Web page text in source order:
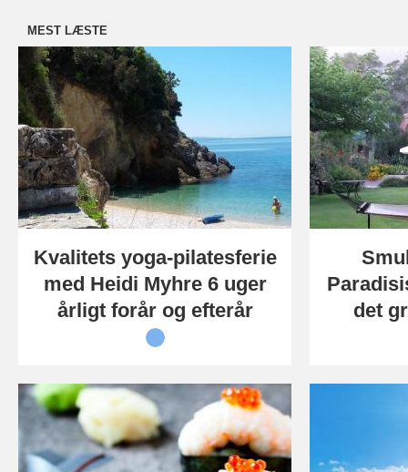
MEST LÆSTE
Kvalitets yoga-pilatesferie
med Heidi Myhre 6 uger
årligt forår og efterår
det